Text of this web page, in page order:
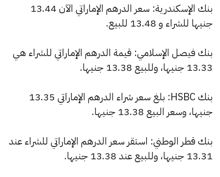
بنك الإسكندرية: سعر الدرهم الإماراتي الآن 13.44
جنيها للشراء و 13.48 للبيع.
بنك فيصل الإسلامي: قيمة الدرهم الإماراتي للشراء هي
13.33 جنيها، وللبيع 13.38 جنيها.
بنك HSBC: بلغ سعر شراء الدرهم الإماراتي 13.35
جنيها، وسعر البيع 13.38 جنيها.
بنك قطر الوطني: استقر سعر الدرهم الإماراتي للشراء عند
13.31 جنيها، وللبيع عند 13.38 جنيها.